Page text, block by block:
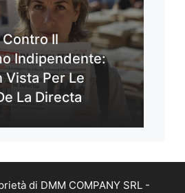
Contro Il
Indipendente:
Vista Per Le
La Directa
di DMM COMPANY SRL -